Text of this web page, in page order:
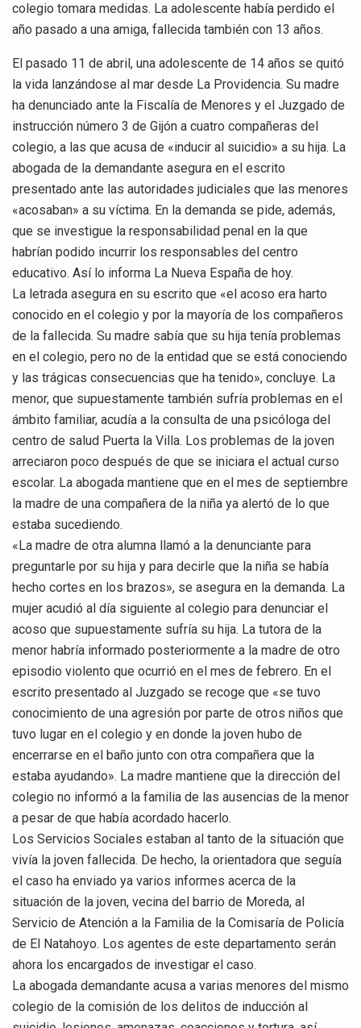
colegio tomara medidas. La adolescente había perdido el
año pasado a una amiga, fallecida también con 13 años.
El pasado 11 de abril, una adolescente de 14 años se quitó
la vida lanzándose al mar desde La Providencia. Su madre
ha denunciado ante la Fiscalía de Menores y el Juzgado de
instrucción número 3 de Gijón a cuatro compañeras del
colegio, a las que acusa de «inducir al suicidio» a su hija. La
abogada de la demandante asegura en el escrito
presentado ante las autoridades judiciales que las menores
«acosaban» a su víctima. En la demanda se pide, además,
que se investigue la responsabilidad penal en la que
habrían podido incurrir los responsables del centro
educativo. Así lo informa La Nueva España de hoy.
La letrada asegura en su escrito que «el acoso era harto
conocido en el colegio y por la mayoría de los compañeros
de la fallecida. Su madre sabía que su hija tenía problemas
en el colegio, pero no de la entidad que se está conociendo
y las trágicas consecuencias que ha tenido», concluye. La
menor, que supuestamente también sufría problemas en el
ámbito familiar, acudía a la consulta de una psicóloga del
centro de salud Puerta la Villa. Los problemas de la joven
arreciaron poco después de que se iniciara el actual curso
escolar. La abogada mantiene que en el mes de septiembre
la madre de una compañera de la niña ya alertó de lo que
estaba sucediendo.
«La madre de otra alumna llamó a la denunciante para
preguntarle por su hija y para decirle que la niña se había
hecho cortes en los brazos», se asegura en la demanda. La
mujer acudió al día siguiente al colegio para denunciar el
acoso que supuestamente sufría su hija. La tutora de la
menor habría informado posteriormente a la madre de otro
episodio violento que ocurrió en el mes de febrero. En el
escrito presentado al Juzgado se recoge que «se tuvo
conocimiento de una agresión por parte de otros niños que
tuvo lugar en el colegio y en donde la joven hubo de
encerrarse en el baño junto con otra compañera que la
estaba ayudando». La madre mantiene que la dirección del
colegio no informó a la familia de las ausencias de la menor
a pesar de que había acordado hacerlo.
Los Servicios Sociales estaban al tanto de la situación que
vivía la joven fallecida. De hecho, la orientadora que seguía
el caso ha enviado ya varios informes acerca de la
situación de la joven, vecina del barrio de Moreda, al
Servicio de Atención a la Familia de la Comisaría de Policía
de El Natahoyo. Los agentes de este departamento serán
ahora los encargados de investigar el caso.
La abogada demandante acusa a varias menores del mismo
colegio de la comisión de los delitos de inducción al